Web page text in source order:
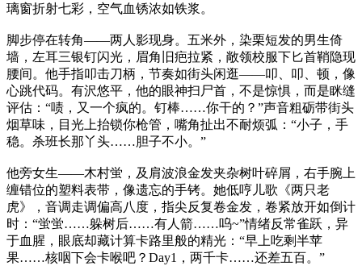
璃窗折射七彩，空气血锈浓如铁浆。
脚步停在转角——两人影现身。五米外，染栗短发的男生倚
墙，左耳三银钉闪光，眉角旧疤拉紧，敞领校服下匕首鞘隐现
腰间。他手指叩击刀柄，节奏如街头闲逛——叩、叩、顿，像
心跳代码。有沢悠平，他的眼神扫尸首，不是惊惧，而是眯缝
评估：“啧，又一个疯的。钉棒……你干的？”声音粗砺带街头
烟草味，目光上抬锁你枪管，嘴角扯出不耐烦弧：“小子，手
稳。杀班长那丫头……胆子不小。”
他旁女生——木村蛍，及肩波浪金发夹杂树叶碎屑，右手腕上
缠错位的塑料表带，像遗忘的手铐。她低哼儿歌《两只老
虎》，音调走调偏高八度，指尖反复卷金发，卷紧放开如倒计
时：“蛍蛍……躲树后……有人箭……呜~”情绪反常雀跃，异
于血腥，眼底却藏计算卡路里般的精光：“早上吃剩半苹
果……核咽下会卡喉吧？Day1，两千卡……还差五百。”